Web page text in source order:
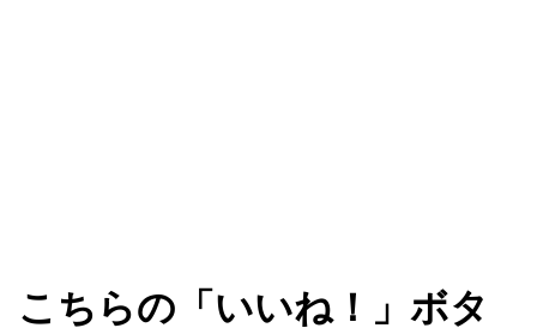
こちらの「いいね！」ボタ